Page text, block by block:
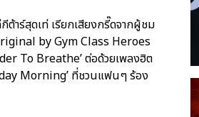
ต้าร์สุดเท่ เรียกเสียงกรี๊ดจากผู้ชม
by Gym Class Heroes
To Breathe’ ต่อด้วยเพลงฮิต
Morning’ ที่ชวนแฟนๆ ร้อง